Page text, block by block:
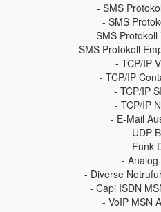
- SMS
- SMS
- SMS
- SMS Protokoll
- TCP/IP
- TCP/IP
- TCP/IP
- TCP/IP
- E-Mail
- UDP
- Funk
- Analog
- Diverse
- Capi ISDN
- VoIP MSN